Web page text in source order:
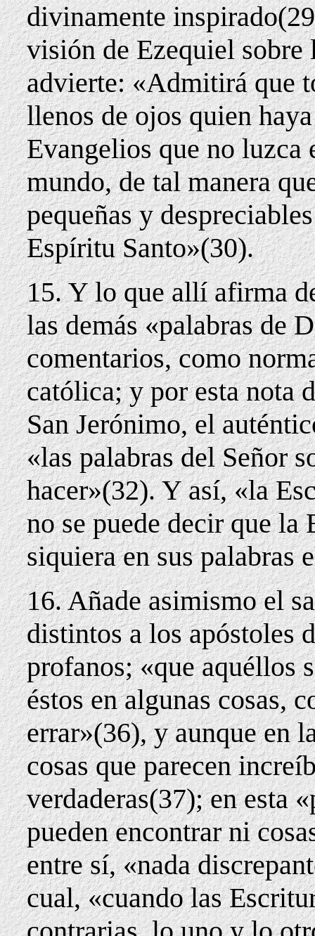
divinamente
visión de Ezequiel
advierte: «Admitirá que
llenos de ojos quien
Evangelios que no
mundo, de tal manera
pequeñas y
Espíritu Santo»(30).
15. Y lo que allí afirma
las demás «palabras de
comentarios, como
católica; y por esta nota
San Jerónimo, el
«las palabras del Señor
hacer»(32). Y así, «la
no se puede decir que
siquiera en sus palabras
16. Añade asimismo el
distintos a los apóstoles
profanos; «que aquéllos
éstos en algunas cosas,
errar»(36), y aunque en
cosas que parecen
verdaderas(37); en esta
pueden encontrar ni
entre sí, «nada
cual, «cuando las